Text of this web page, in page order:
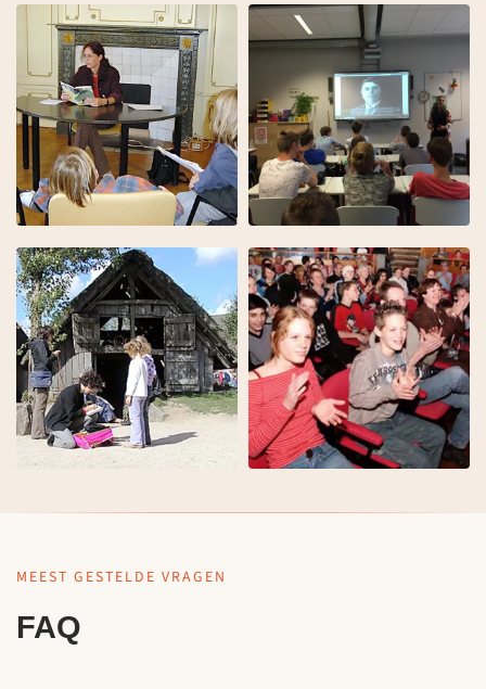
MEEST GESTELDE VRAGEN
FAQ